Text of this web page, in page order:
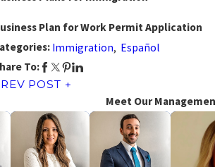
Plan for Work Permit Application
Immigration, Español
To:
POST
Meet Our